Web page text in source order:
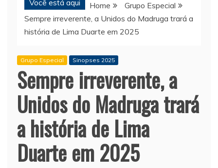
Você está aqui Home
Grupo Especial
Sempre irreverente, a Unidos do Madruga trará a
história de Lima Duarte em 2025
Grupo Especial Sinopses 2025
Sempre irreverente, a
Unidos do Madruga trará
a história de Lima
Duarte em 2025